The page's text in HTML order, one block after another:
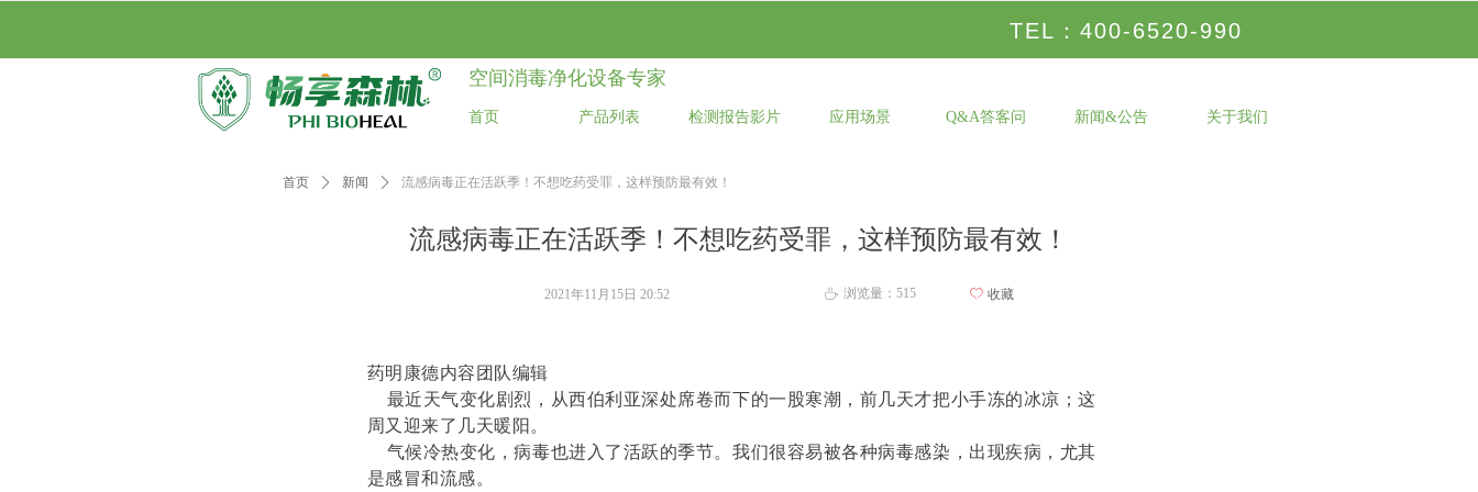
TEL：400-6520-990
首页 产品列表 检测报告影片 应用场景 Q&A答客问 新闻&公告 关于我们
空间消毒净化设备专家
流感病毒正在活跃季！不想吃药受罪，这样预防最有效！
首页 ꄲ 新闻 ꄲ 流感病毒正在活跃季！不想吃药受罪，这样预防最有效！
药明 康德内容团队编辑
最近天气变化剧烈，从西伯利亚深处席卷而下的一股寒潮，前几天才把小手冻的冰凉；这
周又迎来了几天暖阳。
气候冷热变化，病毒也进入了活跃的季节。我们很容易被各种病毒感染，出现疾病，尤其
是感冒和流感。
2021年11月15日 20:52 ꄘ 浏览量： 515 ꄀ 收藏